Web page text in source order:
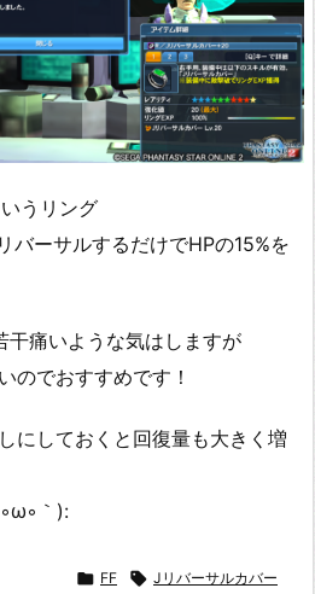
うリング
バーサルするだけでHPの15%を
干痛いような気はしますが
のでおすすめです！
にしておくと回復量も大きく増
｀):
 FF  Jリバーサルカバー